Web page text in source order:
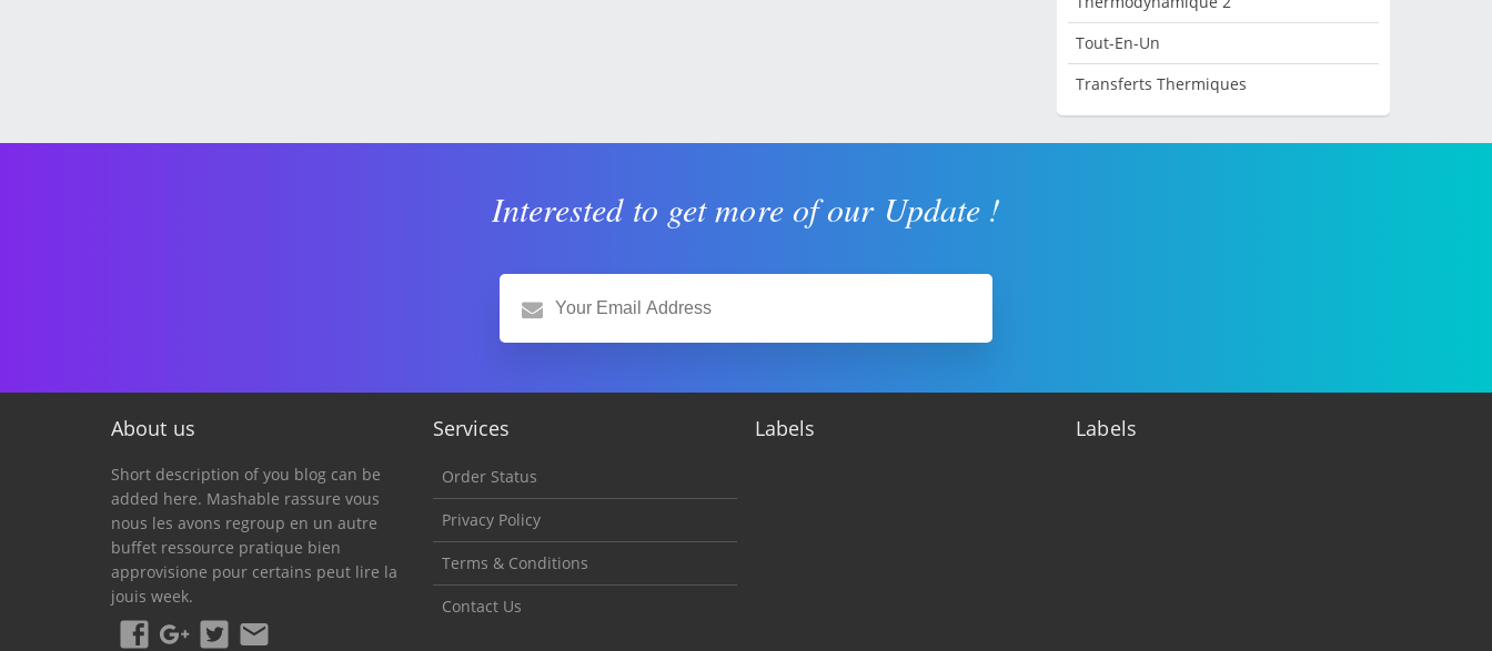
Tout-En-Un
Transferts Thermiques
Interested to get more of our Update !
About us
Short description of you blog can be
added here. Mashable rassure vous
nous les avons regroup en un autre
buffet ressource pratique bien
approvisione pour certains peut lire la
jouis week.
Services
Order Status
Privacy Policy
Terms & Conditions
Contact Us
Labels Labels